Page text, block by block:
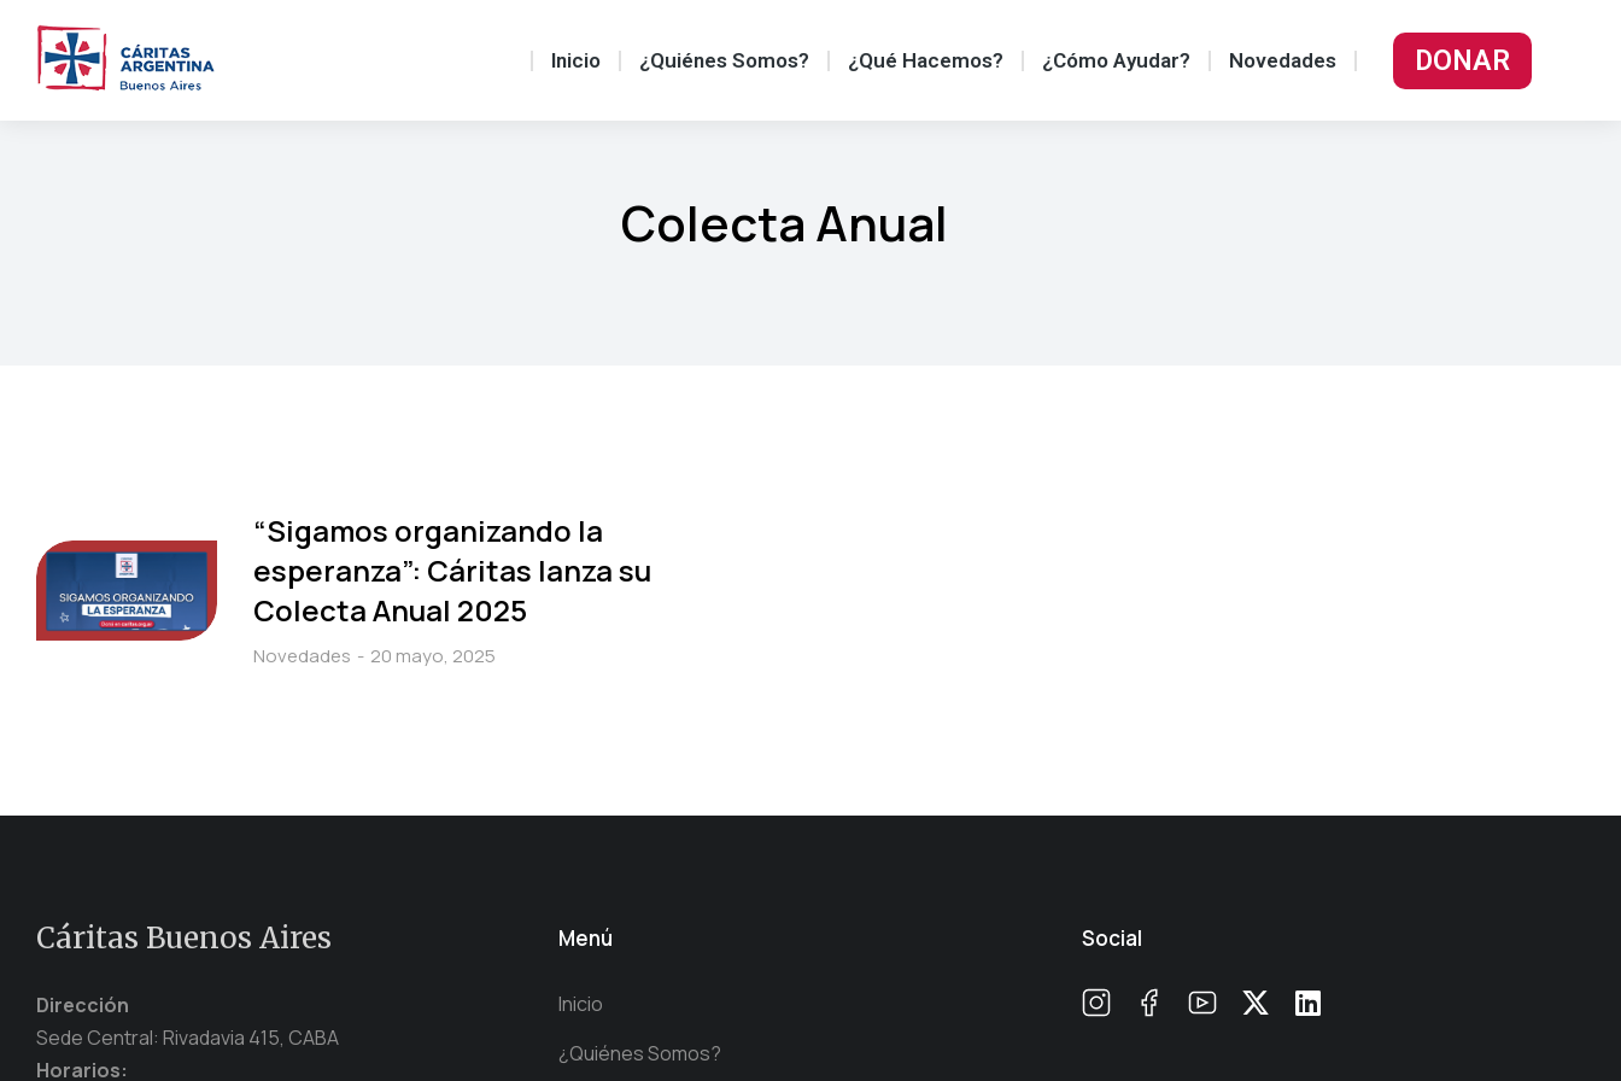
Inicio ¿Quiénes Somos? ¿Qué Hacemos? ¿Cómo Ayudar? Novedades DONAR
Colecta Anual
“Sigamos organizando la
esperanza”: Cáritas lanza su
Colecta Anual 2025
Novedades 20 mayo, 2025
Cáritas Buenos Aires
Dirección
Sede Central: Rivadavia 415, CABA
Horarios:
Menú
Inicio
¿Quiénes Somos?
Social